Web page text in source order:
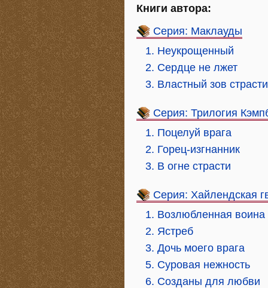
Книги автора:
Серия: Маклауды
1. Неукрощенный
2. Сердце не лжет
3. Властный зов страсти
Серия: Трилогия
1. Поцелуй врага
2. Горец-изгнанник
3. В огне страсти
Серия: Хайлендская
1. Возлюбленная воина
2. Ястреб
3. Дочь моего врага
5. Суровая нежность
6. Созданы для любви